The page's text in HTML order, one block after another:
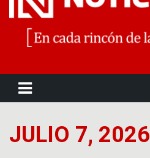
JULIO 7, 2026